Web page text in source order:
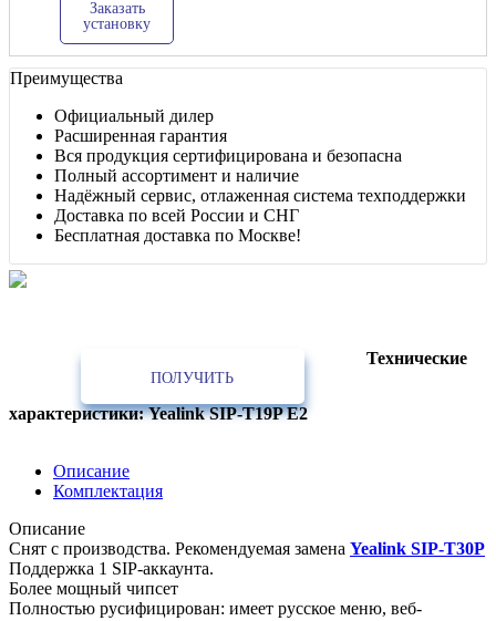
Заказать
установку
Преимущества
Официальный дилер
Расширенная гарантия
Вся продукция сертифицирована и безопасна
Полный ассортимент и наличие
Надёжный сервис, отлаженная система техподдержки
Доставка по всей России и СНГ
Бесплатная доставка по Москве!
ПОЛУЧИТЬ
Технические
характеристики: Yealink SIP-T19P E2
Описание
Комплектация
Описание
Снят с производства. Рекомендуемая замена Yealink SIP-T30P
Поддержка 1 SIP-аккаунта.
Более мощный чипсет
Полностью русифицирован: имеет русское меню, веб-